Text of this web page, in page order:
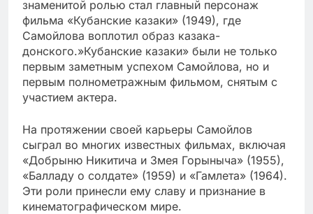
знаменитой ролью стал главный персонаж
фильма «Кубанские казаки» (1949), где
Самойлова воплотил образ казака-
донского.»Кубанские казаки» были не только
первым заметным успехом Самойлова, но и
первым полнометражным фильмом, снятым с
участием актера.
На протяжении своей карьеры Самойлов
сыграл во многих известных фильмах, включая
«Добрыню Никитича и Змея Горыныча» (1955),
«Балладу о солдате» (1959) и «Гамлета» (1964).
Эти роли принесли ему славу и признание в
кинематографическом мире.